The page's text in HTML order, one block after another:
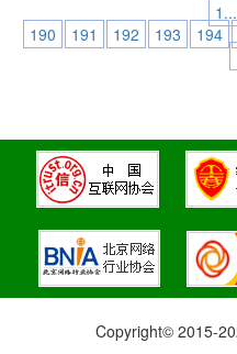
1...
190
191 192 193 194
Copyright© 2015-